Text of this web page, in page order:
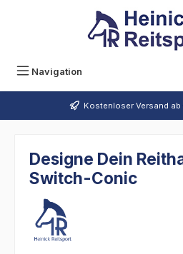
Zum Hauptinhalt springen
Navigation
Kostenloser Versand ab
Designe Dein
Switch-Conic